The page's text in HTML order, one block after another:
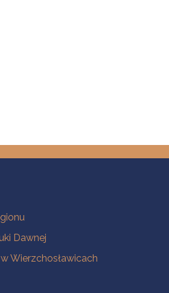
Dawnej
Wierzchosławicach